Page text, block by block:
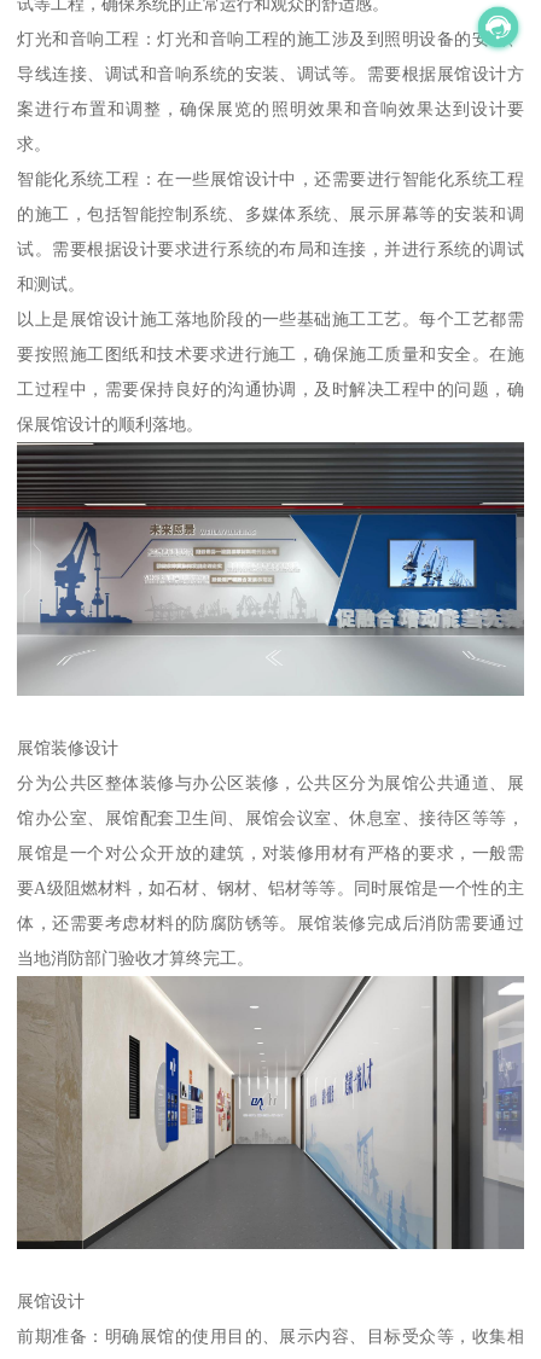
灯光和音响工程：灯光和音响工程的施工涉及到照明设备的安装、
导线连接、调试和音响系统的安装、调试等。需要根据展馆设计方
案进行布置和调整，确保展览的照明效果和音响效果达到设计要
求。
智能化系统工程：在一些展馆设计中，还需要进行智能化系统工程
的施工，包括智能控制系统、多媒体系统、展示屏幕等的安装和调
试。需要根据设计要求进行系统的布局和连接，并进行系统的调试
和测试。
以上是展馆设计施工落地阶段的一些基础施工工艺。每个工艺都需
要按照施工图纸和技术要求进行施工，确保施工质量和安全。在施
工过程中，需要保持良好的沟通协调，及时解决工程中的问题，确
保展馆设计的顺利落地。
展馆装修设计
分为公共区整体装修与办公区装修，公共区分为展馆公共通道、展
馆办公室、展馆配套卫生间、展馆会议室、休息室、接待区等等，
展馆是一个对公众开放的建筑，对装修用材有严格的要求，一般需
要A级阻燃材料，如石材、钢材、铝材等等。同时展馆是一个性的主
体，还需要考虑材料的防腐防锈等。展馆装修完成后消防需要通过
当地消防部门验收才算终完工。
展馆设计
前期准备：明确展馆的使用目的、展示内容、目标受众等，收集相